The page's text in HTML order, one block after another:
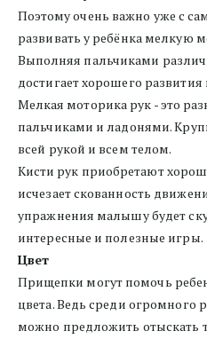
Поэтому очень важно уже с
развивать у ребёнка мелкую
Выполняя пальчиками
достигает хорошего
Мелкая моторика рук - это
пальчиками и ладонями.
всей рукой и всем телом.
Кисти рук приобретают
исчезает скованность
упражнения малышу будет
интересные и полезные игры.
Цвет
Прищепки могут помочь
цвета. Ведь среди огромного
можно предложить отыскать